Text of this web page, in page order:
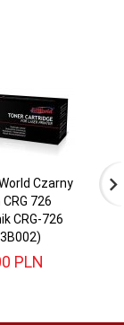
Czarny
726
CRG-726
PLN